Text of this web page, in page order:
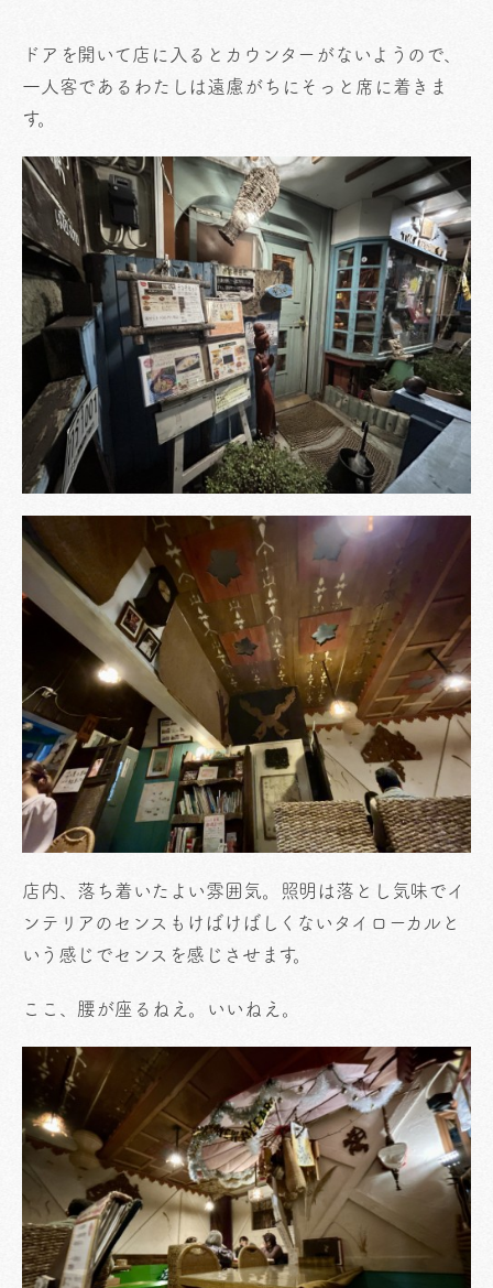
ドアを開いて店に入るとカウンターがないようので、
一人客であるわたしは遠慮がちにそっと席に着きま
す。
店内、落ち着いたよい雰囲気。照明は落とし気味でイ
ンテリアのセンスもけばけばしくないタイローカルと
いう感じでセンスを感じさせます。
ここ、腰が座るねえ。いいねえ。